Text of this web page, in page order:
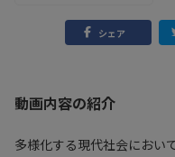
シェア
動画内容の紹介
多様化する現代社会におい